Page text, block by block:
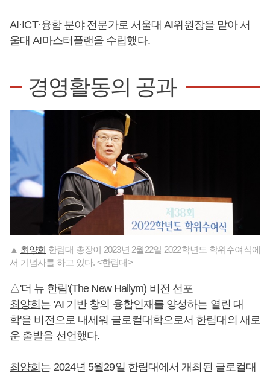
AI·ICT·융합 분야 전문가로 서울대 AI위원장을 맡아 서
울대 AI마스터플랜을 수립했다.
경영활동의 공과
▲ 최양희 한림대 총장이 2023년 2월22일 2022학년도 학위수여식에
서 기념사를 하고 있다. <한림대>
△'더 뉴 한림'(The New Hallym) 비전 선포
최양희 는 'AI 기반 창의 융합인재를 양성하는 열린 대
학'을 비전으로 내세워 글로컬대학으로서 한림대의 새로
운 출발을 선언했다.
최양희 는 2024년 5월29일 한림대에서 개최된 글로컬대